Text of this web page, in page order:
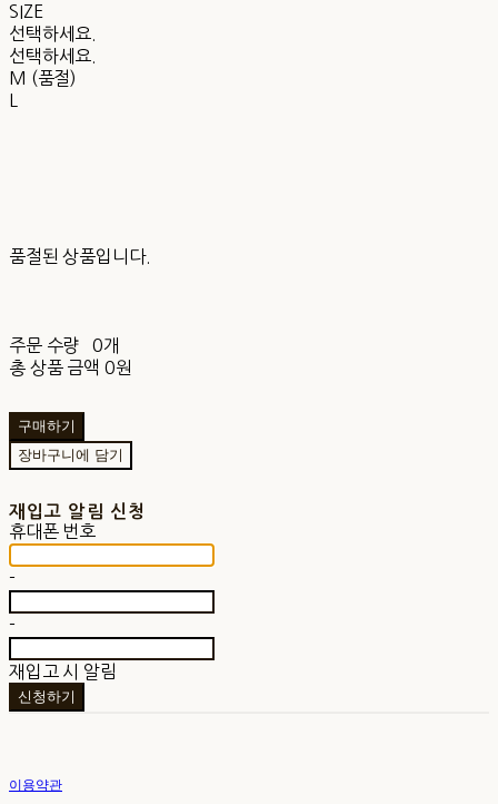
SIZE
선택하세요.
선택하세요.
M (품절)
품절된 상품입니다.
주문 수량
0개
총 상품 금액 0원
구매하기
장바구니에 담기
재입고 알림 신청
휴대폰 번호
-
-
재입고 시 알림
신청하기
이용약관